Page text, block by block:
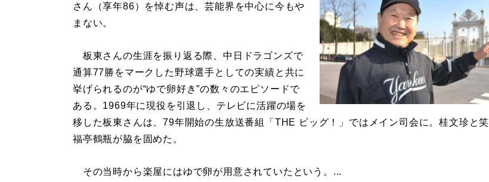
さん（享年86）を悼む声は、芸能界を中心に今もや
まない。
板東さんの生涯を振り返る際、中日ドラゴンズで
通算77勝をマークした野球選手としての実績と共に
挙げられるのが“ゆで卵好き”の数々のエピソードで
ある。1969年に現役を引退し、テレビに活躍の場を
移した板東さんは、79年開始の生放送番組「THE ビッグ！」ではメイン司会に。桂文珍と笑
福亭鶴瓶が脇を固めた。
その当時から楽屋にはゆで卵が用意されていたという。...